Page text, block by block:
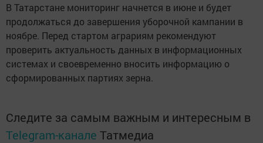
В Татарстане мониторинг начнется в июне и будет
продолжаться до завершения уборочной кампании в
ноябре. Перед стартом аграриям рекомендуют
проверить актуальность данных в информационных
системах и своевременно вносить информацию о
сформированных партиях зерна.
Следите за самым важным и интересным в
Telegram-канале Татмедиа